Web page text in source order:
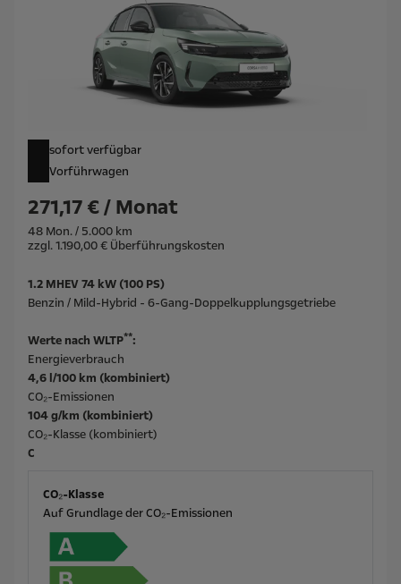
sofort verfügbar
Vorführwagen
271,17 € / Monat
48 Mon. / 5.000 km
zzgl. 1.190,00 € Überführungskosten
1.2 MHEV 74 kW (100 PS)
Benzin / Mild-Hybrid - 6-Gang-Doppelkupplungsgetriebe
Werte nach WLTP**:
Energieverbrauch
4,6 l/100 km (kombiniert)
CO₂-Emissionen
104 g/km (kombiniert)
CO₂-Klasse (kombiniert)
C
CO₂-Klasse
Auf Grundlage der CO₂-Emissionen